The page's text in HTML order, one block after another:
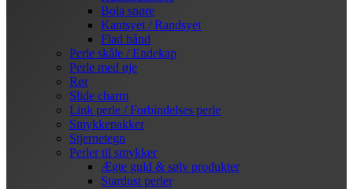
Bola snøre
Kantsyet / Randsyet
Flad bånd
Perle skåle / Endekap
Perle med øje
Rør
Slide charm
Link perle / Forbindelses perle
Smykkepakker
Stjernetegn
Perler til smykker
Ægte guld & sølv produkter
Stardust perler